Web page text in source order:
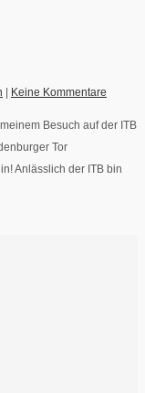
Keine Kommentare
Besuch auf der ITB
Tor
Anlässlich der ITB bin